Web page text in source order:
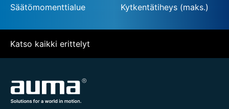
Säätömomenttialue Kytkentätiheys (maks.)
Katso kaikki erittelyt